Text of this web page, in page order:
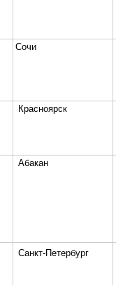
Сочи
Красноярск
Абакан
Санкт-Петербург